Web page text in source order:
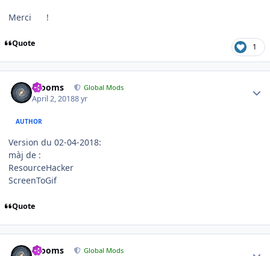
Merci !
Quote 1
mooms Global Mods
April 2, 20188 yr
AUTHOR
Version du 02-04-2018:
màj de :
ResourceHacker
ScreenToGif
Quote
mooms Global Mods